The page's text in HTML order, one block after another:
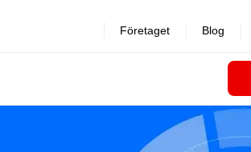
Företaget Blog